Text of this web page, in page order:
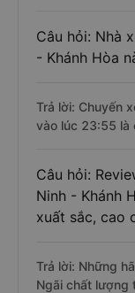
Câu hỏi: Nhà
- Khánh Hòa
Trả lời: Chuyến
vào lúc 23:55 là
Câu hỏi:
Ninh - Khánh
xuất sắc, cao
Trả lời: Những
Ngãi chất lượng